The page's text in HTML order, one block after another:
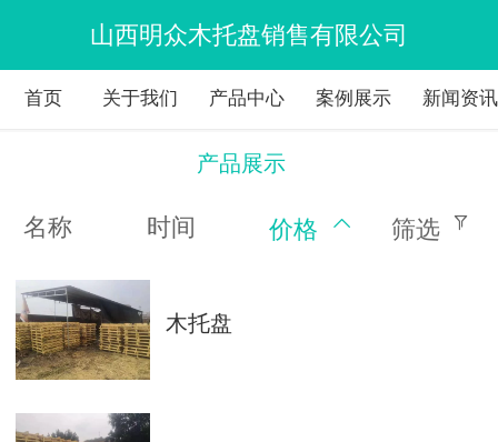
山西明众木托盘销售有限公司
首页 关于我们 产品中心 案例展示 新闻资讯
产品展示
名称 时间 价格 筛选
木托盘